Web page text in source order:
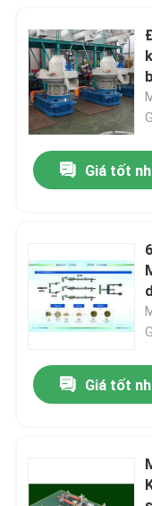
Sản phẩm
video
Về chúng tôi
Kiểm soát chất
Liên hệ với
Tin tức
Máy nén hạt gỗ
Giá tốt
Giá tốt